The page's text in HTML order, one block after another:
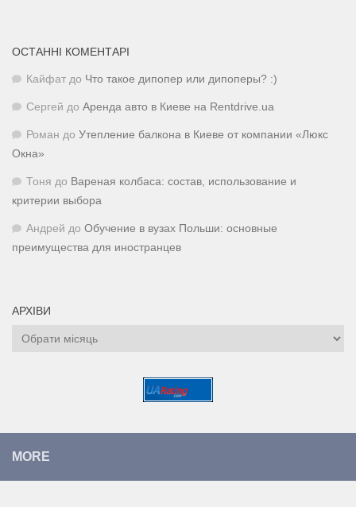
ОСТАННІ КОМЕНТАРІ
Кайфат до Что такое дипопер или дипоперы? :)
Сергей до Аренда авто в Киеве на Rentdrive.ua
Роман до Утепление балкона в Киеве от компании «Люкс
Окна»
Тоня до Вареная колбаса: состав, использование и
критерии выбора
Андрей до Обучение в вузах Польши: основные
преимущества для иностранцев
АРХІВИ
Архіви
MORE